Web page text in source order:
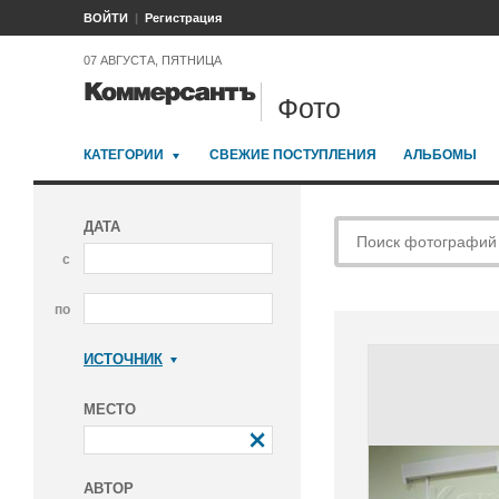
ВОЙТИ Регистрация
07 АВГУСТА, ПЯТНИЦА
Фото
КАТЕГОРИИ СВЕЖИЕ ПОСТУПЛЕНИЯ АЛЬБОМЫ
ДАТА
с
по
ИСТОЧНИК
МЕСТО
АВТОР